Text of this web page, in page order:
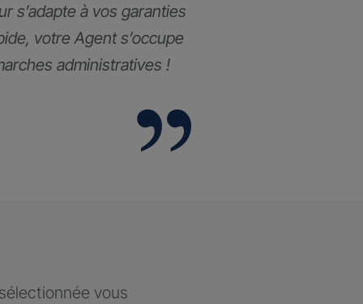
s’adapte à vos garanties
votre Agent s’occupe
administratives !
vous